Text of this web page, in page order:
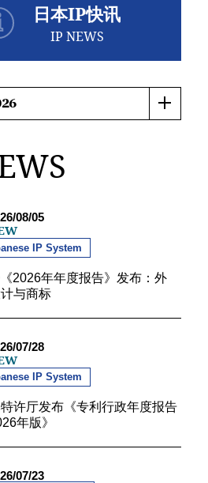
日本IP快讯
IP NEWS
08/05
IP System
2026年年度报告》发布：外
与商标
07/28
IP System
特许厅发布《专利行政年度报告
年版》
07/23